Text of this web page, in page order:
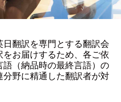
翻訳を専門とする翻訳会
お届けするため、各ご依
（納品時の最終言語）の
野に精通した翻訳者が対